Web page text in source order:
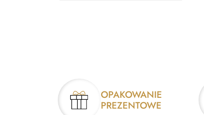
OPAKOWANIE
PREZENTOWE